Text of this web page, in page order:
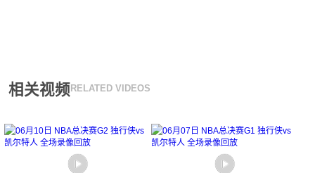
相关视频 RELATED VIDEOS